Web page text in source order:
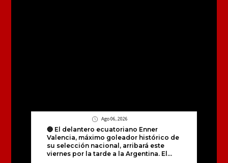
Ago 06, 2026
🔵 El delantero ecuatoriano Enner
Valencia, máximo goleador histórico de
su selección nacional, arribará este
viernes por la tarde a la Argentina. El...